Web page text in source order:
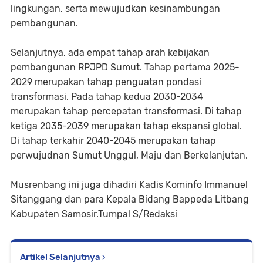
lingkungan, serta mewujudkan kesinambungan
pembangunan.
Selanjutnya, ada empat tahap arah kebijakan
pembangunan RPJPD Sumut. Tahap pertama 2025-
2029 merupakan tahap penguatan pondasi
transformasi. Pada tahap kedua 2030-2034
merupakan tahap percepatan transformasi. Di tahap
ketiga 2035-2039 merupakan tahap ekspansi global.
Di tahap terkahir 2040-2045 merupakan tahap
perwujudnan Sumut Unggul, Maju dan Berkelanjutan.
Musrenbang ini juga dihadiri Kadis Kominfo Immanuel
Sitanggang dan para Kepala Bidang Bappeda Litbang
Kabupaten Samosir.Tumpal S/ܰRedaksi
Artikel Selanjutnya